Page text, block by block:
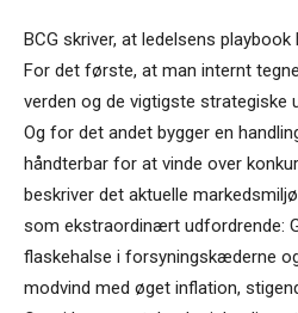
BCG skriver, at ledelsens
For det første, at man internt
verden og de vigtigste strategiske
Og for det andet bygger en
håndterbar for at vinde over
beskriver det aktuelle
som ekstraordinært udfordrende:
flaskehalse i forsyningskæderne
modvind med øget inflation,